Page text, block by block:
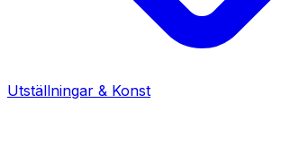
Utställningar & Konst